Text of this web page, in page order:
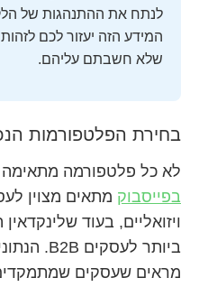
לנתח את ההתנהגות של
המידע הזה יעזור לכם
שלא חשבתם עליהם.
בחירת הפלטפורמות
לא כל פלטפורמה
בפייסבוק
ויזואליים, בעוד